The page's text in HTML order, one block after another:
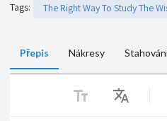
Tags: The Right Way To Study The
Přepis Nákresy
text_fields Translate